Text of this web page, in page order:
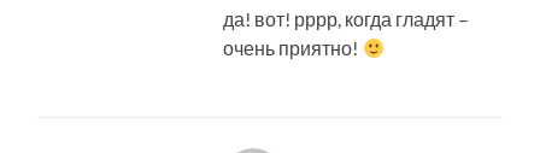
да! вот! рррр, когда гладят –
очень приятно!